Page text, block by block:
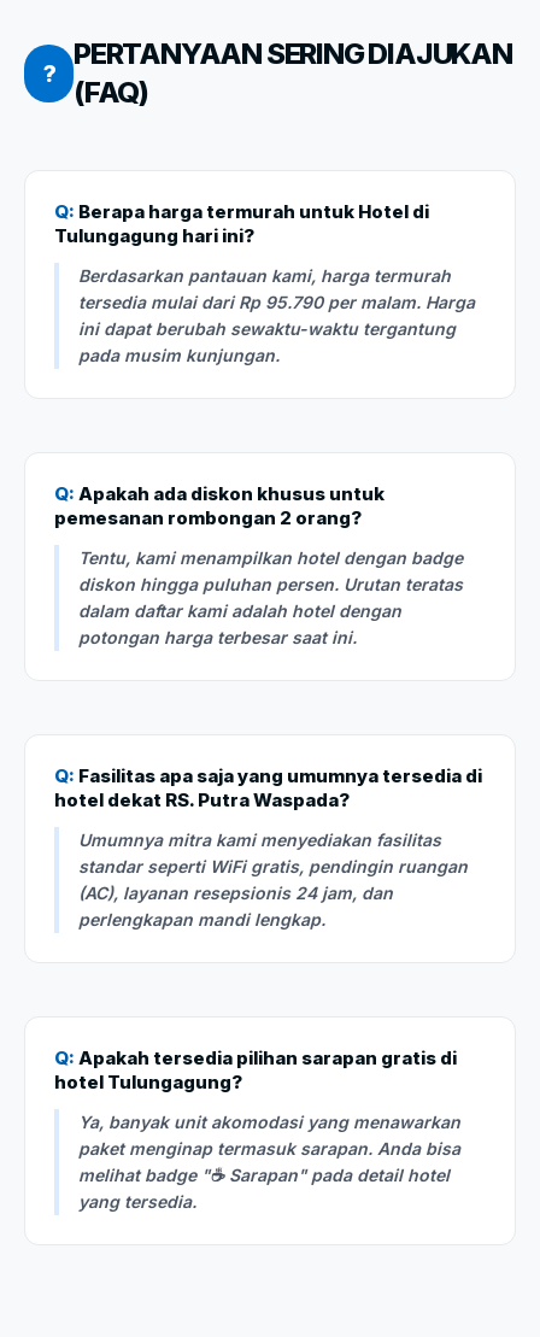
?
PERTANYAAN SERING DIAJUKAN
(FAQ)
Q: Berapa harga termurah untuk Hotel di
Tulungagung hari ini?
Berdasarkan pantauan kami, harga termurah
tersedia mulai dari Rp 95.790 per malam. Harga
ini dapat berubah sewaktu-waktu tergantung
pada musim kunjungan.
Q: Apakah ada diskon khusus untuk
pemesanan rombongan 2 orang?
Tentu, kami menampilkan hotel dengan badge
diskon hingga puluhan persen. Urutan teratas
dalam daftar kami adalah hotel dengan
potongan harga terbesar saat ini.
Q: Fasilitas apa saja yang umumnya tersedia di
hotel dekat RS. Putra Waspada?
Umumnya mitra kami menyediakan fasilitas
standar seperti WiFi gratis, pendingin ruangan
(AC), layanan resepsionis 24 jam, dan
perlengkapan mandi lengkap.
Q: Apakah tersedia pilihan sarapan gratis di
hotel Tulungagung?
Ya, banyak unit akomodasi yang menawarkan
paket menginap termasuk sarapan. Anda bisa
melihat badge "☕ Sarapan" pada detail hotel
yang tersedia.